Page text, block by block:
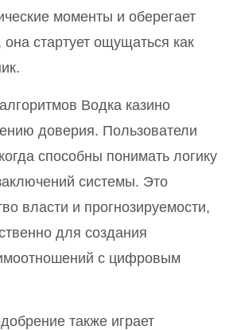
моменты и оберегает
стартует ощущаться как
Водка казино
доверия. Пользователи
способны понимать логику
системы. Это
власти и прогнозируемости,
для создания
с цифровым
также играет